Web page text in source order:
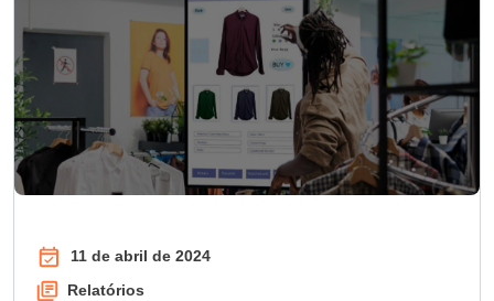
11 de abril de 2024
Relatórios